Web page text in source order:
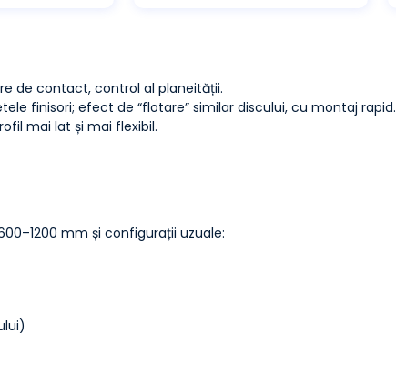
de contact, control al planeității.
finisori; efect de “flotare” similar discului, cu montaj rapid.
mai lat și mai flexibil.
mm și configurații uzuale: